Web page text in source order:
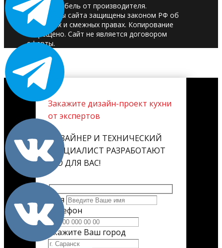
© 2025. Мебель от производителя.
Материалы сайта защищены законом РФ об
авторских и смежных правах. Копирование
запрещено. Сайт не является договором
оферты.
Закажите дизайн-проект кухни
от экспертов
ДИЗАЙНЕР И ТЕХНИЧЕСКИЙ
СПЕЦИАЛИСТ РАЗРАБОТАЮТ
ЕГО ДЛЯ ВАС!
Имя
Телефон
Укажите Ваш город